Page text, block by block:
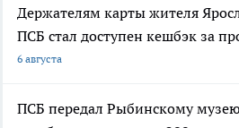
Держателям карты жителя
ПСБ стал доступен кешбэк за
6 августа
ПСБ передал Рыбинскому